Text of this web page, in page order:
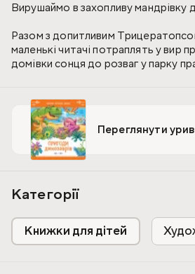
Вирушаймо в захопливу мандрівку
Разом з допитливим
маленькі читачі потраплять у вир
домівки сонця до розваг у парку
Ці історії розвивають уяву,
показують силу дружби й
Переглянути
Категорії
Книжки для дітей